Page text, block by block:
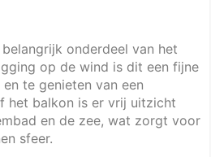
onderdeel van het
op de wind is dit een fijne
te genieten van een
het balkon is er vrij uitzicht
en de zee, wat zorgt voor
sfeer.